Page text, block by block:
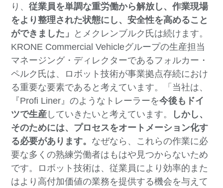
り、従業員を単調な重労働から解放し 、作業現場
をより整理された状態にし、安全性を高めること
ができました」
とメクレンブルク氏は続けます。
KRONE Commercial Vehicleグループの生産担当
マネージング・ディレクターであるフォルカー・
ペルク氏は、ロボット技術が事業拠点存続におけ
る重要な要素であると考えています。「当社は、
『Profi Liner』のようなトレーラーを今後もドイ
ツで生産 していきたいと考えています。
しかし、
そのためには、 プロセスをオートメーション化す
る必要があります。 なぜなら、これらの作業に必
要な多くの熟練労働者はもはや見つからないため
です。ロボット技術は、従業員により効率的また
はより高付加価値の業務を提供する機会を与えて